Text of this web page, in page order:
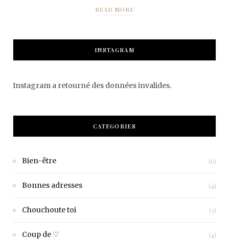
READ MORE
INSTAGRAM
Instagram a retourné des données invalides.
CATEGORIES
Bien-être (6)
Bonnes adresses (4)
Chouchoute toi (3)
Coup de ♡ (4)